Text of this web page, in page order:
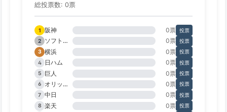
総投票数: 0票
1 阪神 0票 投票
2
ソフトバンク 0票 投票
3 横浜 0票 投票
4
日ハム 0票 投票
5
巨人 0票 投票
6
オリックス 0票 投票
7 中日 0票 投票
8 楽天 0票 投票